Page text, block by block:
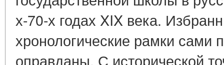
х-70-х годах XIX века.
хронологические рамки сами
оправданы. С исторической